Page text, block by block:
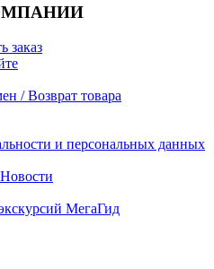
заказ
/ Возврат товара
и персональных данных
МегаГид